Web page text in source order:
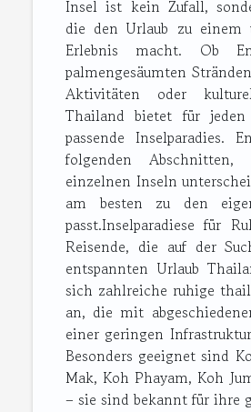
Insel ist kein Zufall,
die den Urlaub zu einem
Erlebnis macht. Ob
palmengesäumten
Aktivitäten oder
Thailand bietet für jeden
passende Inselparadies.
folgenden
einzelnen Inseln
am besten zu den
passt.Inselparadiese für
Reisende, die auf der
entspannten Urlaub
sich zahlreiche ruhige
an, die mit
einer geringen
Besonders geeignet sind
Mak, Koh Phayam, Koh
– sie sind bekannt für ihre